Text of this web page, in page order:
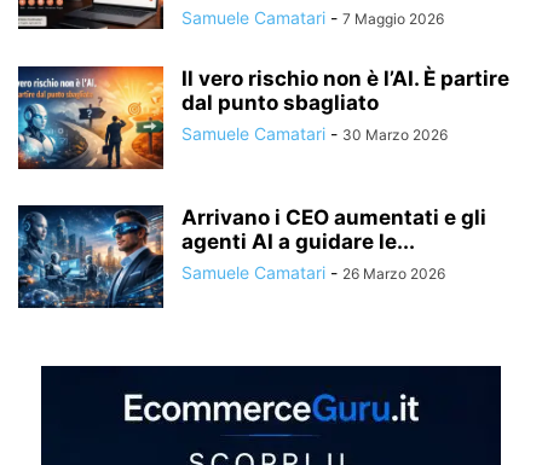
Samuele Camatari - 7 Maggio 2026
Il vero rischio non è l’AI. È partire
dal punto sbagliato
Samuele Camatari - 30 Marzo 2026
Arrivano i CEO aumentati e gli
agenti AI a guidare le...
Samuele Camatari - 26 Marzo 2026